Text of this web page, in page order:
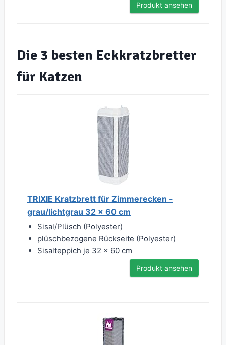
Produkt ansehen
Die 3 besten Eckkratzbretter
für Katzen
TRIXIE Kratzbrett für Zimmerecken -
grau/lichtgrau 32 × 60 cm
Sisal/Plüsch (Polyester)
plüschbezogene Rückseite (Polyester)
Sisalteppich je 32 × 60 cm
Produkt ansehen